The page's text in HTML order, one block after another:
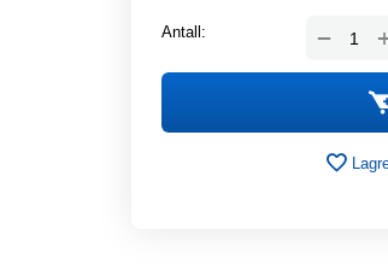
Antall: −